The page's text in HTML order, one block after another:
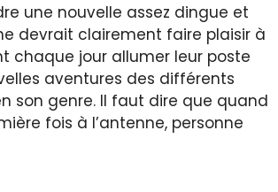
une nouvelle assez dingue et
devrait clairement faire plaisir à
chaque jour allumer leur poste
aventures des différents
son genre. Il faut dire que quand
fois à l’antenne, personne